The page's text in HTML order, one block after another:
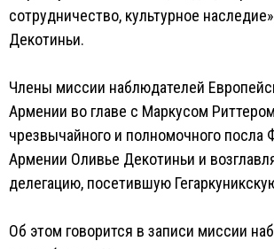
сотрудничество, культурное
Декотиньи.
Члены миссии наблюдателей
Армении во главе с Маркусом
чрезвычайного и полномочного посла
Армении Оливье Декотиньи и
делегацию, посетившую
Об этом говорится в записи миссии